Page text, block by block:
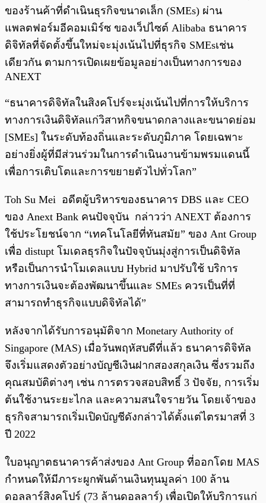
ของร้านค้าที่ดำเนินธุรกิจขนาดเล็ก (SMEs) ผ่าน
แพลตฟอร์มอีคอมเมิร์ซ ของเว็ปไซต์ Alibaba ธนาคาร
ดิจิทัลที่จัดตั้งขึ้นใหม่จะมุ่งเน้นไปที่ธุรกิจ SMEsเช่น
เดียวกัน ตามการเปิดเผยข้อมูลอย่างเป็นทางการของ
ANEXT
“ธนาคารดิจิทัลในสิงคโปร์จะมุ่งเน้นไปที่การให้บริการ
ทางการเงินดิจิทัลแก่วิสาหกิจขนาดกลางและขนาดย่อม
[SMEs] ในระดับท้องถิ่นและระดับภูมิภาค โดยเฉพาะ
อย่างยิ่งผู้ที่มีส่วนร่วมในการดำเนินงานข้ามพรมแดนนี้
เพื่อการเติบโตและการขยายตัวไปทั่วโลก”
Toh Su Mei อดีตผู้บริหารของธนาคาร DBS และ CEO
ของ Anext Bank คนปัจจุบัน กล่าวว่า ANEXT ต้องการ
ใช้ประโยชน์จาก “เทคโนโลยีที่ทันสมัย” ของ Ant Group
เพื่อ distupt โมเดลธุรกิจในปัจจุบันมุ่งสู่การเป็นดิจิทัล
หรือเป็นการนำโมเดลแบบ Hybrid มาปรับใช้ บริการ
ทางการเงินจะต้องพัฒนาขึ้นและ SMEs ควรเป็นที่ที่
สามารถทำธุรกิจแบบดิจิทัลได้”
หลังจากได้รับการอนุมัติจาก Monetary Authority of
Singapore (MAS) เมื่อวันพฤหัสบดีที่แล้ว ธนาคารดิจิทัล
จึงเริ่มแสดงตัวอย่างบัญชีเงินฝากสองสกุลเงิน ซึ่งรวมถึง
คุณสมบัติต่างๆ เช่น การตรวจสอบสิทธิ์ 3 ปัจจัย, การเริ่ม
ต้นใช้งานระยะไกล และความสนใจรายวัน โดยเจ้าของ
ธุรกิจสามารถเริ่มเปิดบัญชีดังกล่าวได้ตั้งแต่ไตรมาสที่ 3
ปี 2022
ใบอนุญาตธนาคารค้าส่งของ Ant Group ที่ออกโดย MAS
กำหนดให้มีภาระผูกพันด้านเงินทุนมูลค่า 100 ล้าน
ดอลลาร์สิงคโปร์ (73 ล้านดอลลาร์) เพื่อเปิดให้บริการแก่